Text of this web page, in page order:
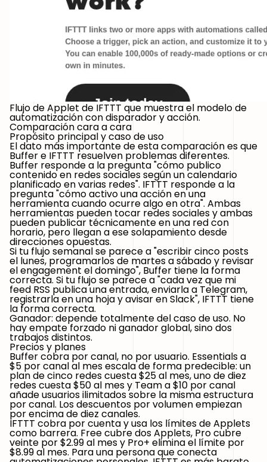
Flujo de Applet de IFTTT que muestra el modelo de
automatización con disparador y acción.
Comparación cara a cara
Propósito principal y caso de uso
El dato más importante de esta comparación es que
Buffer e IFTTT resuelven problemas diferentes.
Buffer responde a la pregunta "cómo publico
contenido en redes sociales según un calendario
planificado en varias redes". IFTTT responde a la
pregunta "cómo activo una acción en una
herramienta cuando ocurre algo en otra". Ambas
herramientas pueden tocar redes sociales y ambas
pueden publicar técnicamente en una red con
horario, pero llegan a ese solapamiento desde
direcciones opuestas.
Si tu flujo semanal se parece a "escribir cinco posts
el lunes, programarlos de martes a sábado y revisar
el engagement el domingo", Buffer tiene la forma
correcta. Si tu flujo se parece a "cada vez que mi
feed RSS publica una entrada, enviarla a Telegram,
registrarla en una hoja y avisar en Slack", IFTTT tiene
la forma correcta.
Ganador: depende totalmente del caso de uso. No
hay empate forzado ni ganador global, sino dos
trabajos distintos.
Precios y planes
Buffer cobra por canal, no por usuario. Essentials a
$5 por canal al mes escala de forma predecible: un
plan de cinco redes cuesta $25 al mes, uno de diez
redes cuesta $50 al mes y Team a $10 por canal
añade usuarios ilimitados sobre la misma estructura
por canal. Los descuentos por volumen empiezan
por encima de diez canales.
IFTTT cobra por cuenta y usa los límites de Applets
como barrera. Free cubre dos Applets, Pro cubre
veinte por $2.99 al mes y Pro+ elimina el límite por
$8.99 al mes. Para una persona que conecta